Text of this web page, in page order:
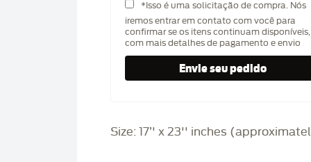
*Isso é uma solicitação de compra. Nós
iremos entrar em contato com você para
confirmar se os itens continuam disponíveis,
com mais detalhes de pagamento e envio
Size: 17’' x 23'' inches